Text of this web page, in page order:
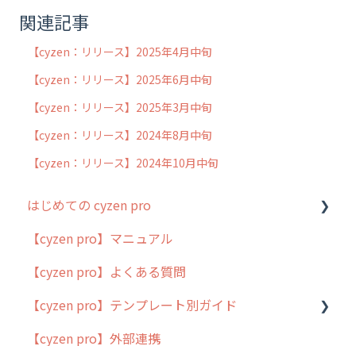
関連記事
【cyzen：リリース】2025年4月中旬
【cyzen：リリース】2025年6月中旬
【cyzen：リリース】2025年3月中旬
【cyzen：リリース】2024年8月中旬
【cyzen：リリース】2024年10月中旬
はじめての cyzen pro
cyzen pro とは？
簡易マニュアル
cyzen proの位置情報取得について
用語集
【cyzen pro】マニュアル
【cyzen pro】よくある質問
【cyzen pro】テンプレート別ガイド
ポスティング
【cyzen pro】外部連携